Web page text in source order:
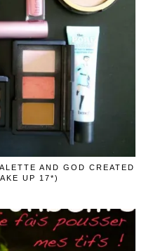
AND GOD CREATED
UP 17*)